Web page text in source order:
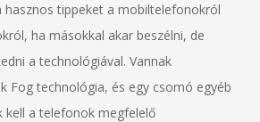
hasznos tippeket a mobiltelefonokról
ha másokkal akar beszélni, de
a technológiával. Vannak
Fog technológia, és egy csomó egyéb
kell a telefonok megfelelő